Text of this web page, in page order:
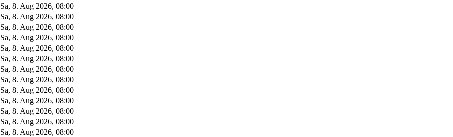
Sa, 8. Aug 2026, 08:00
Sa, 8. Aug 2026, 08:00
Sa, 8. Aug 2026, 08:00
Sa, 8. Aug 2026, 08:00
Sa, 8. Aug 2026, 08:00
Sa, 8. Aug 2026, 08:00
Sa, 8. Aug 2026, 08:00
Sa, 8. Aug 2026, 08:00
Sa, 8. Aug 2026, 08:00
Sa, 8. Aug 2026, 08:00
Sa, 8. Aug 2026, 08:00
Sa, 8. Aug 2026, 08:00
Sa, 8. Aug 2026, 08:00